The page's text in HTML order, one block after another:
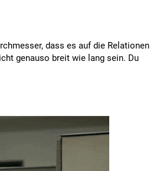
dass es auf die Relationen
genauso breit wie lang sein. Du